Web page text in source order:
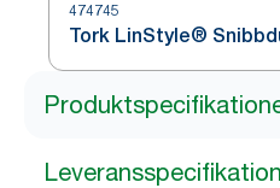
474745
Tork LinStyle®